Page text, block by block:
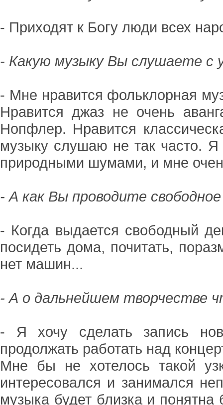
- Приходят к Богу люди всех
- Какую музыку Вы слушаете с
- Мне нравится фольклорная
Нравится джаз не очень
Нопфлер. Нравится
музыку слушаю не так часто. Я
природными шумами, и мне
- А как Вы проводите
- Когда выдается свободный
посидеть дома, почитать,
нет машин...
- А о дальнейшем творчестве
- Я хочу сделать запись
продолжать работать над
Мне бы не хотелось такой
интересовался и занимался
музыка будет близка и